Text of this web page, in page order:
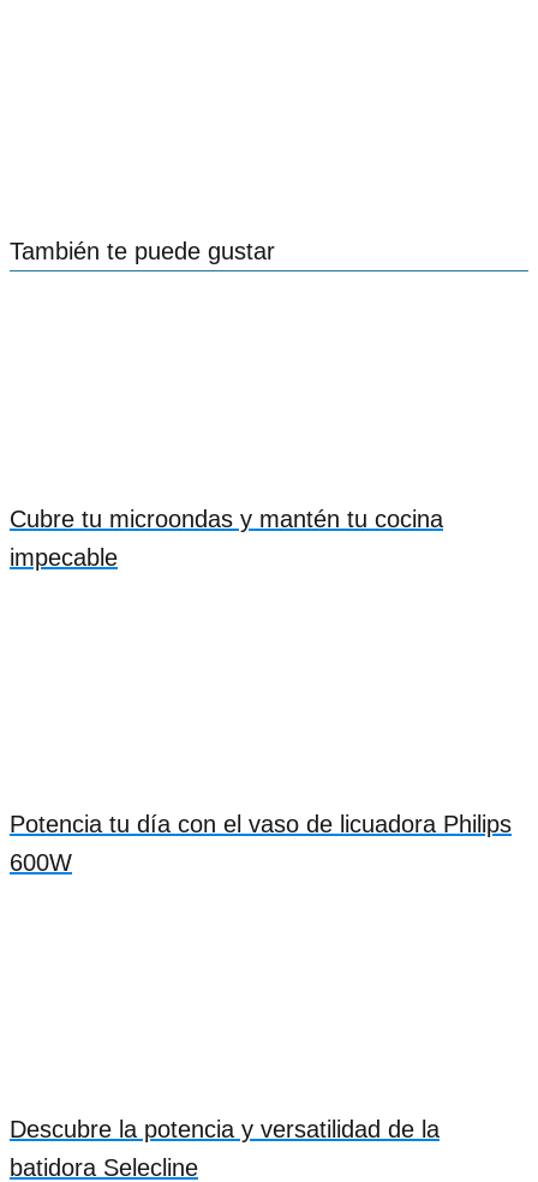
También te puede gustar
Cubre tu microondas y mantén tu cocina
impecable
Potencia tu día con el vaso de licuadora Philips
600W
Descubre la potencia y versatilidad de la
batidora Selecline